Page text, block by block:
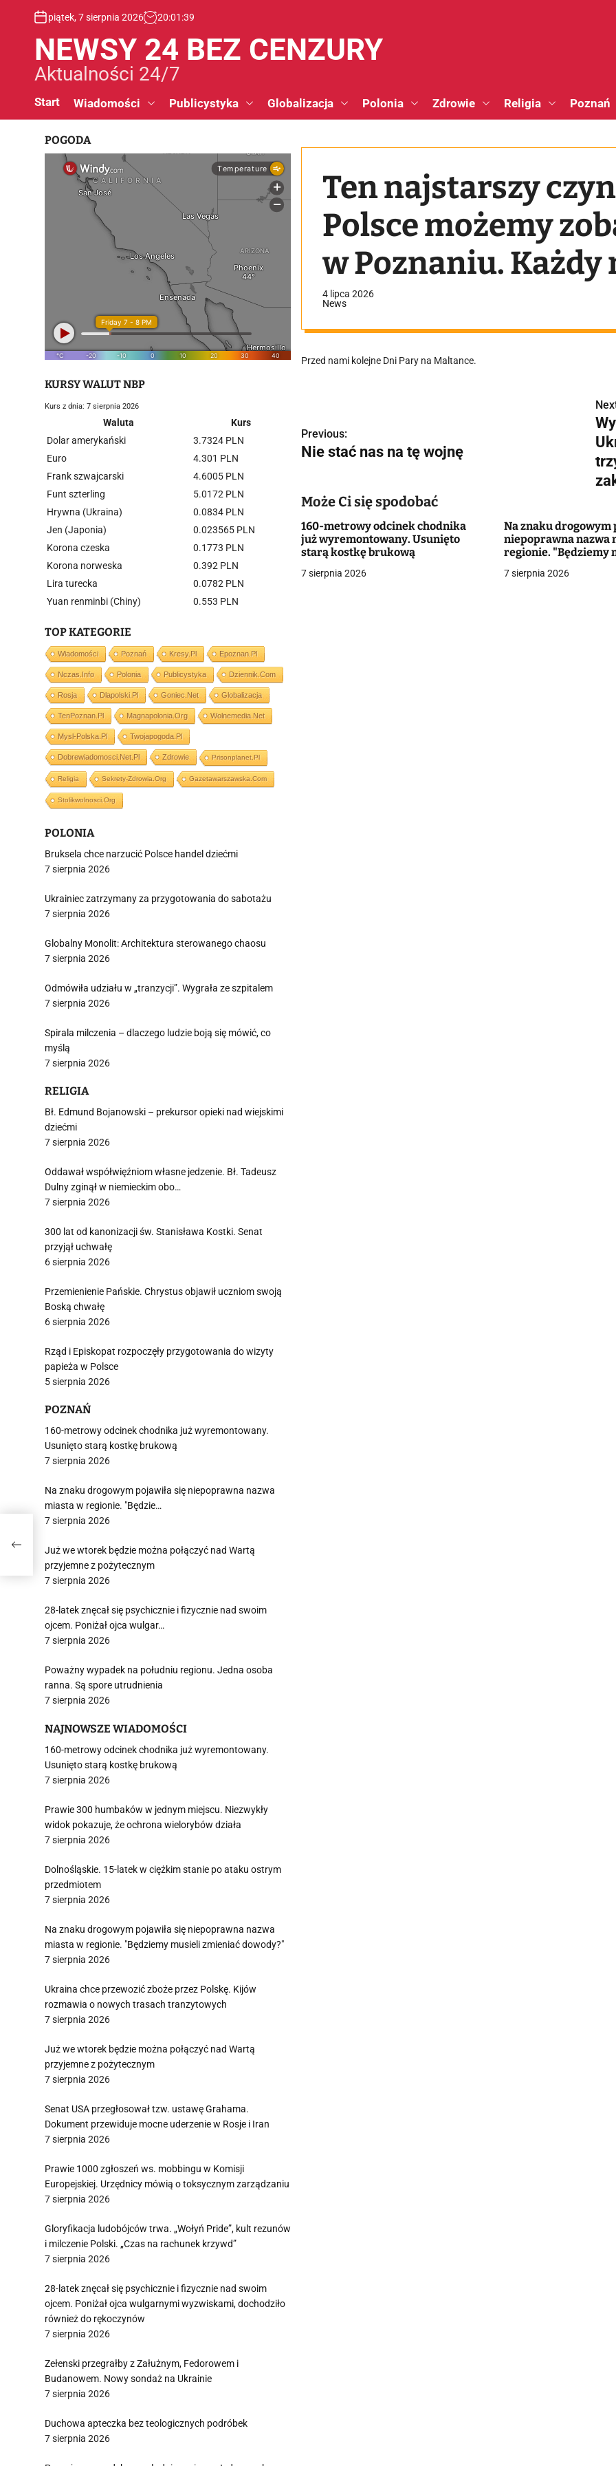
piątek, 7 sierpnia 2026 20:01 :40
NEWSY 24 BEZ CENZURY
Aktualności 24/7
Start Wiadomości Publicystyka Globalizacja Polonia Zdrowie Religia Poznań
Ten najstarszy
Polsce możemy
w Poznaniu. Każdy
w trasę
4 lipca 2026
News
Przed nami kolejne Dni Pary na Maltance.
a
w
a
c
Previous:
Nie stać nas na tę wojnę
Może Ci się spodobać
160-metrowy odcinek chodnika
już wyremontowany. Usunięto
starą kostkę brukową
7 sierpnia 2026
Na znaku drogowym
niepoprawna nazwa
regionie. "Będziemy
7 sierpnia 2026
POGODA
KURSY WALUT NBP
Kurs z dnia: 7 sierpnia 2026
Waluta
Kurs
Dolar amerykański
3.7324 PLN
Euro
4.301 PLN
Frank szwajcarski
4.6005 PLN
Funt szterling
5.0172 PLN
Hrywna (Ukraina)
0.0834 PLN
Jen (Japonia)
0.023565 PLN
Korona czeska
0.1773 PLN
Korona norweska
0.392 PLN
Lira turecka
0.0782 PLN
Yuan renminbi (Chiny)
0.553 PLN
TOP KATEGORIE
Wiadomości Poznań Kresy.pl Epoznan.pl
Nczas.info Polonia Publicystyka Dziennik.com
Rosja Dlapolski.pl Goniec.net Globalizacja
TenPoznan.pl Magnapolonia.org Wolnemedia.net
Mysl-Polska.pl Twojapogoda.pl
Dobrewiadomosci.net.pl Zdrowie Prisonplanet.pl
Religia Sekrety-Zdrowia.org Gazetawarszawska.com
Stolikwolnosci.org
POLONIA
Bruksela chce narzucić Polsce handel dziećmi
7 sierpnia 2026
Ukrainiec zatrzymany za przygotowania do sabotażu
7 sierpnia 2026
Globalny Monolit: Architektura sterowanego chaosu
7 sierpnia 2026
Odmówiła udziału w „tranzycji”. Wygrała ze szpitalem
7 sierpnia 2026
Spirala milczenia – dlaczego ludzie boją się mówić, co
myślą
7 sierpnia 2026
RELIGIA
Bł. Edmund Bojanowski – prekursor opieki nad wiejskimi
dziećmi
7 sierpnia 2026
Oddawał współwięźniom własne jedzenie. Bł. Tadeusz
Dulny zginął w niemieckim obo…
7 sierpnia 2026
300 lat od kanonizacji św. Stanisława Kostki. Senat
przyjął uchwałę
6 sierpnia 2026
Przemienienie Pańskie. Chrystus objawił uczniom swoją
Boską chwałę
6 sierpnia 2026
Rząd i Episkopat rozpoczęły przygotowania do wizyty
papieża w Polsce
5 sierpnia 2026
POZNAŃ
160-metrowy odcinek chodnika już wyremontowany.
Usunięto starą kostkę brukową
7 sierpnia 2026
Na znaku drogowym pojawiła się niepoprawna nazwa
miasta w regionie. "Będzie…
7 sierpnia 2026
Już we wtorek będzie można połączyć nad Wartą
przyjemne z pożytecznym
7 sierpnia 2026
28-latek znęcał się psychicznie i fizycznie nad swoim
ojcem. Poniżał ojca wulgar…
7 sierpnia 2026
Poważny wypadek na południu regionu. Jedna osoba
ranna. Są spore utrudnienia
7 sierpnia 2026
NAJNOWSZE WIADOMOŚCI
160-metrowy odcinek chodnika już wyremontowany.
Usunięto starą kostkę brukową
7 sierpnia 2026
Prawie 300 humbaków w jednym miejscu. Niezwykły
widok pokazuje, że ochrona wielorybów działa
7 sierpnia 2026
Dolnośląskie. 15-latek w ciężkim stanie po ataku ostrym
przedmiotem
7 sierpnia 2026
Na znaku drogowym pojawiła się niepoprawna nazwa
miasta w regionie. "Będziemy musieli zmieniać dowody?"
7 sierpnia 2026
Ukraina chce przewozić zboże przez Polskę. Kijów
rozmawia o nowych trasach tranzytowych
7 sierpnia 2026
Już we wtorek będzie można połączyć nad Wartą
przyjemne z pożytecznym
7 sierpnia 2026
Senat USA przegłosował tzw. ustawę Grahama.
Dokument przewiduje mocne uderzenie w Rosje i Iran
7 sierpnia 2026
Prawie 1000 zgłoszeń ws. mobbingu w Komisji
Europejskiej. Urzędnicy mówią o toksycznym zarządzaniu
7 sierpnia 2026
Gloryfikacja ludobójców trwa. „Wołyń Pride”, kult rezunów
i milczenie Polski. „Czas na rachunek krzywd”
7 sierpnia 2026
28-latek znęcał się psychicznie i fizycznie nad swoim
ojcem. Poniżał ojca wulgarnymi wyzwiskami, dochodziło
również do rękoczynów
7 sierpnia 2026
Zełenski przegrałby z Załużnym, Fedorowem i
Budanowem. Nowy sondaż na Ukrainie
7 sierpnia 2026
Duchowa apteczka bez teologicznych podróbek
7 sierpnia 2026